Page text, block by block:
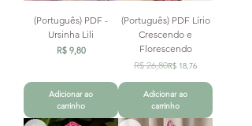
(Português) PDF -
Ursinha Lili
Preço
R$ 9,80
Adicionar ao
carrinho
(Português) PDF Lírio
Crescendo e
Florescendo
Preço normal
R$ 26,80Preço promocional
R$ 18,76
Adicionar ao
carrinho